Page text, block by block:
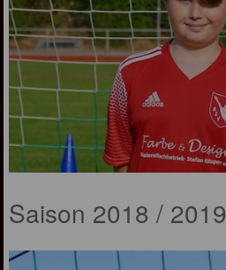
Saison 2018 / 2019